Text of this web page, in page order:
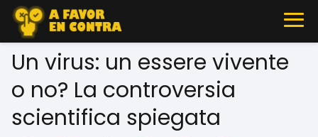
Un virus: un essere vivente
o no? La controversia
scientifica spiegata